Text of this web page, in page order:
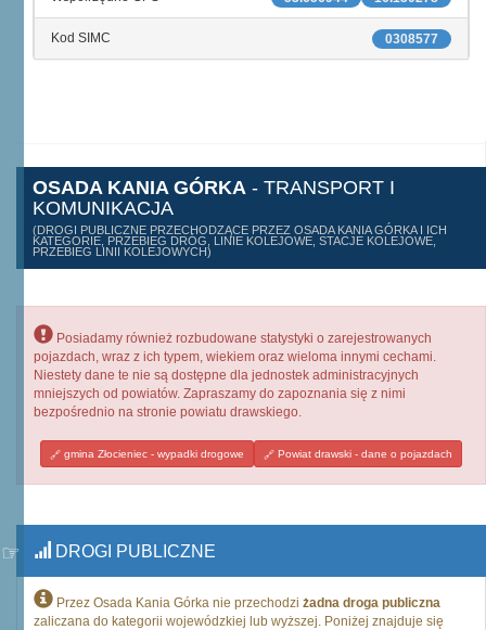
0308577
Kod SIMC
OSADA KANIA GÓRKA - TRANSPORT I
KOMUNIKACJA
(DROGI PUBLICZNE PRZECHODZĄCE PRZEZ OSADA KANIA GÓRKA I ICH
KATEGORIE, PRZEBIEG DRÓG, LINIE KOLEJOWE, STACJE KOLEJOWE,
PRZEBIEG LINII KOLEJOWYCH)
Posiadamy również rozbudowane statystyki o zarejestrowanych
pojazdach, wraz z ich typem, wiekiem oraz wieloma innymi cechami.
Niestety dane te nie są dostępne dla jednostek administracyjnych
mniejszych od powiatów. Zapraszamy do zapoznania się z nimi
bezpośrednio na stronie powiatu drawskiego.
gmina Złocieniec - wypadki drogowe Powiat drawski - dane o pojazdach
DROGI PUBLICZNE
Przez Osada Kania Górka nie przechodzi żadna droga publiczna
zaliczana do kategorii wojewódzkiej lub wyższej. Poniżej znajduje się